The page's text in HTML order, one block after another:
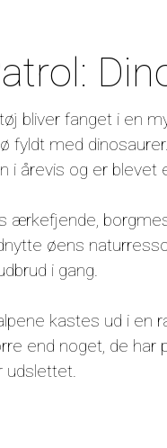
bliver fanget i en
fyldt med
i årevis og er blevet
ærkefjende,
øens
i gang.
kastes ud i en
end noget, de har
udslettet.